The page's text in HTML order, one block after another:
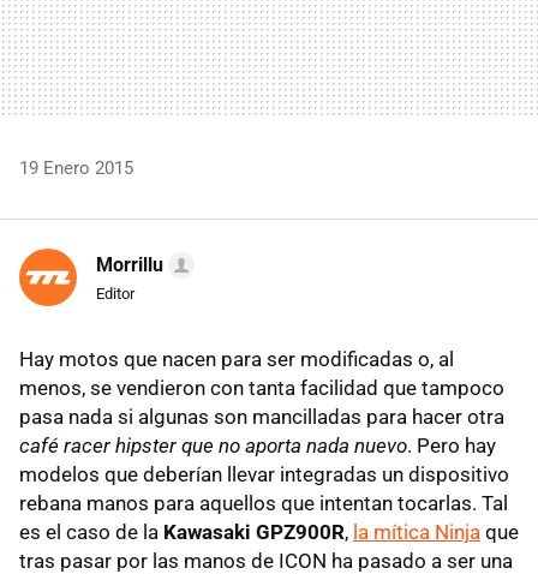
19 Enero 2015
Morrillu
Editor
Hay motos que nacen para ser modificadas o, al
menos, se vendieron con tanta facilidad que tampoco
pasa nada si algunas son mancilladas para hacer otra
café racer hipster que no aporta nada nuevo. Pero hay
modelos que deberían llevar integradas un dispositivo
rebana manos para aquellos que intentan tocarlas. Tal
es el caso de la Kawasaki GPZ900R, la mítica Ninja que
tras pasar por las manos de ICON ha pasado a ser una